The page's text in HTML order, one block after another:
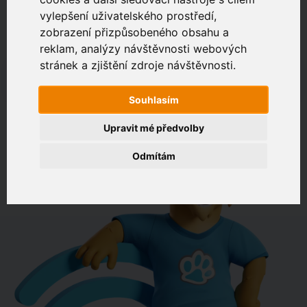
vylepšení uživatelského prostředí,
zobrazení přizpůsobeného obsahu a
reklam, analýzy návštěvnosti webových
stránek a zjištění zdroje návštěvnosti.
Souhlasím
Odmítám
Upravit mé předvolby
Zákaznický portál
Jak rychlé je připojení na vaší adrese?